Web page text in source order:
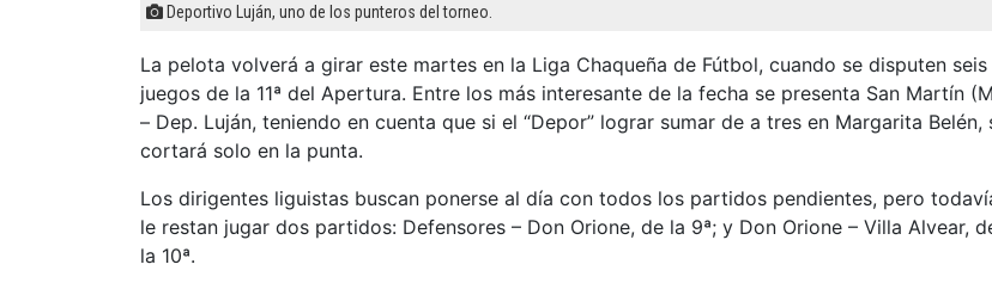
Deportivo Luján, uno de los punteros del torneo.
La pelota volverá a girar este martes en la Liga Chaqueña de Fútbol, cuando se disputen seis
juegos de la 11ª del Apertura. Entre los más interesante de la fecha se presenta San Martín
– Dep. Luján, teniendo en cuenta que si el “Depor” lograr sumar de a tres en Margarita Belén,
cortará solo en la punta.
Los dirigentes liguistas buscan ponerse al día con todos los partidos pendientes, pero
le restan jugar dos partidos: Defensores – Don Orione, de la 9ª; y Don Orione – Villa Alvear,
la 10ª.